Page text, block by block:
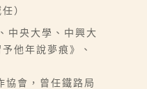
）
中央大學、中興大
他年說夢痕》、
會，曾任鐵路局